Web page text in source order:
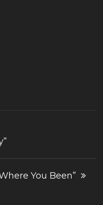
You Been”